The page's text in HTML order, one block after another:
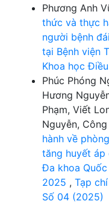
Phương Anh
thức và thực
người bệnh
tại Bệnh viện
Khoa học
Phúc Phóng
Hương
Phạm, Viết
Nguyễn,
hành về
tăng huyết áp
Đa khoa
2025 , Tạp
Số 04 (2025)